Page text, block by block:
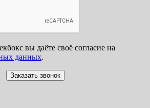
вы даёте своё согласие на
данных.